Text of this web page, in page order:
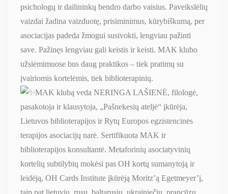
psichologų ir dailininkų bendro darbo vaisius. Paveikslėlių
vaizdai žadina vaizduotę, prisiminimus, kūrybiškumą, per
asociacijas padeda žmogui susivokti, lengviau pažinti
save. Pažinęs lengviau gali keistis ir keisti. MAK klubo
užsiėmimuose bus daug praktikos – tiek pratimų su
įvairiomis kortelėmis, tiek biblioterapinių.
MAK klubą veda NERINGA LAŠIENĖ, filologė,
pasakotoja ir klausytoja, „Pašnekesių ateljė“ įkūrėja,
Lietuvos biblioterapijos ir Rytų Europos egzistencinės
terapijos asociacijų narė. Sertifikuota MAK ir
biblioterapijos konsultantė. Metaforinių asociatyvinių
kortelių subtilybių mokėsi pas OH kortų sumanytoją ir
leidėją, OH Cards Institute įkūrėją Moritz’ą Egetmeyer’į,